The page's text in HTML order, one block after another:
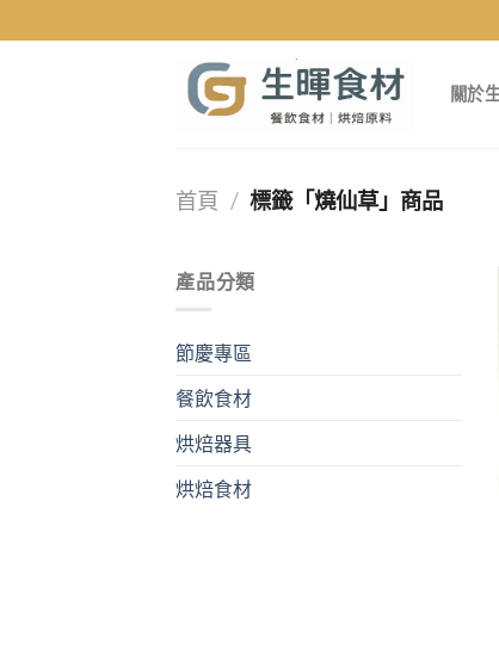
to
關於
首頁 / 標籤「燒仙草」商品
產品分類
節慶專區
餐飲食材
烘焙器具
烘焙食材